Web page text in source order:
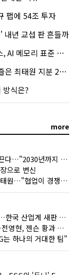
팹에 54조 투자
년 교섭 판 흔들까
표준 선점 나섰다
태원 지분 29.4%
식은?
more
AI로 제조업 대전환 이끈다…"2030년까지 민관합동 20조 투자"
으로 변신
AI 시대 인재론 꺼낸 최태원…"협업이 경쟁력"
총수들 줄세운 젠슨 황…한국 산업계 새판 짰다
"결과로 보여주겠다"…전영현, 젠슨 황과 HBM5 논의
는 하나의 거대한 팀"